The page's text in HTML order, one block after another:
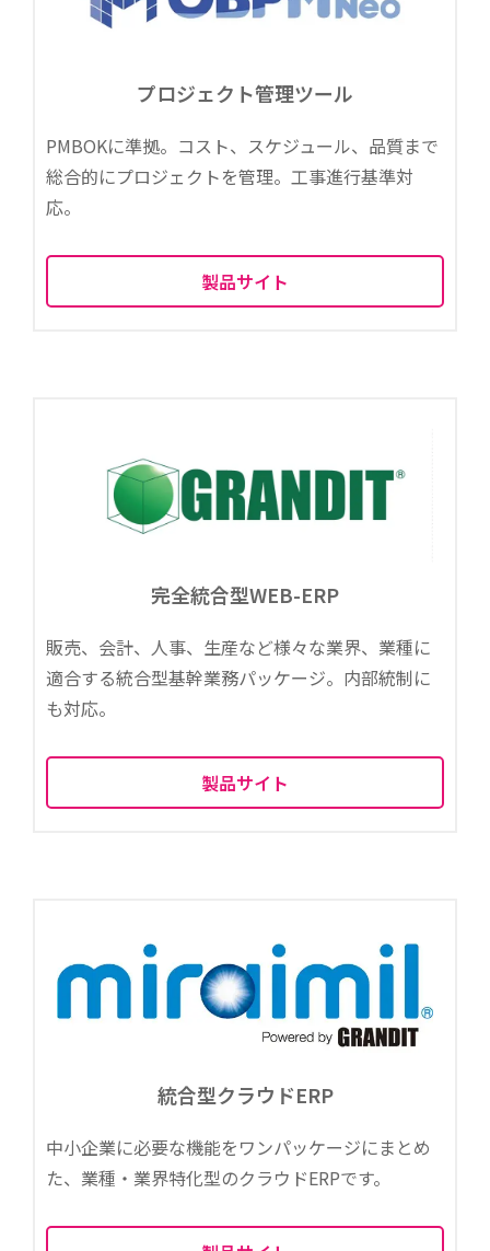
プロジェクト管理ツール
PMBOKに準拠。コスト、スケジュール、品質まで
総合的にプロジェクトを管理。工事進行基準対
応。
製品サイト
完全統合型WEB-ERP
販売、会計、人事、生産など様々な業界、業種に
適合する統合型基幹業務パッケージ。内部統制に
も対応。
製品サイト
統合型クラウドERP
中小企業に必要な機能をワンパッケージにまとめ
た、業種・業界特化型のクラウドERPです。